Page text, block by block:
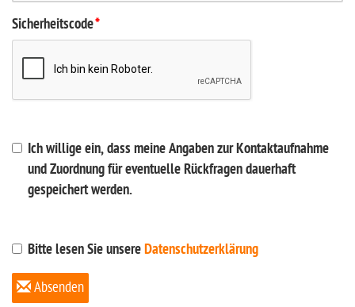
Sicherheitscode*
Ich willige ein, dass meine Angaben zur Kontaktaufnahme
und Zuordnung für eventuelle Rückfragen dauerhaft
gespeichert werden.
Bitte lesen Sie unsereDatenschutzerklärung
Absenden